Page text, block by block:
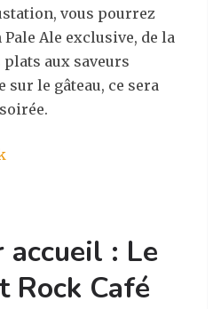
vous pourrez
Ale exclusive, de la
plats aux saveurs
sur le gâteau, ce sera
: Le
Rock Café